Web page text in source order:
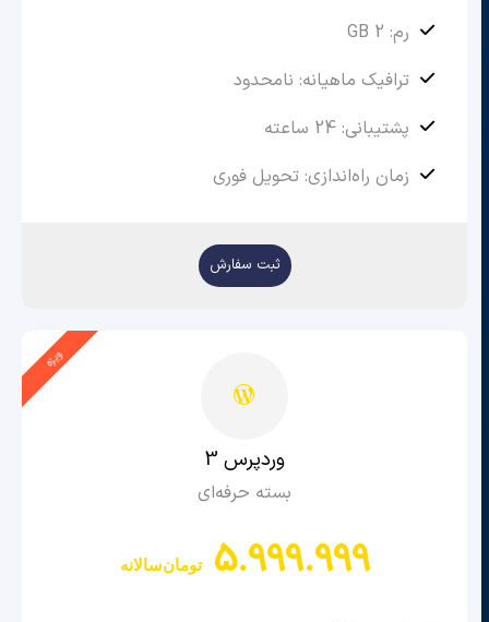
رم: 2 GB
ترافیک ماهیانه: نامحدود
پشتیبانی: 24 ساعته
زمان راه‌اندازی: تحویل فوری
ثبت سفارش
ویژه
وردپرس 3
بسته حرفه‌ای
5.999.999 تومانسالانه